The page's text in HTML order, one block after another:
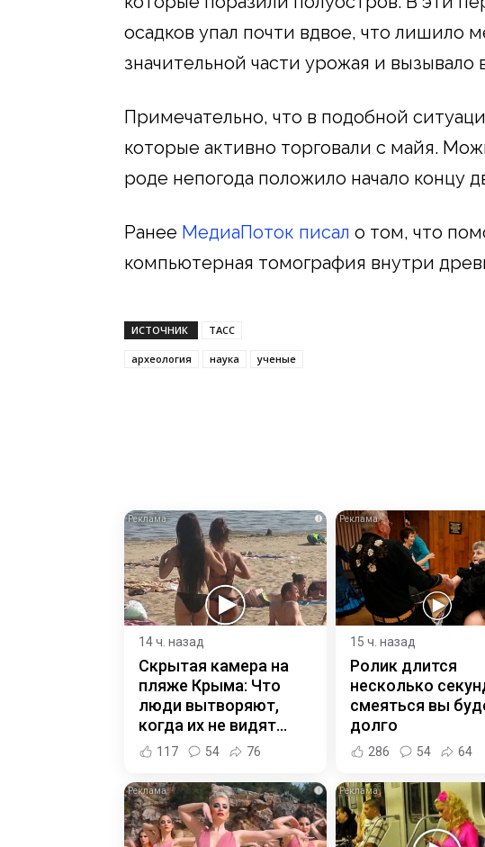
осадков упал почти вдвое, что лишило
значительной части урожая и вызывало
Примечательно, что в подобной
которые активно торговали с майя.
роде непогода положило начало концу
Ранее МедиаПоток писал о том, что
компьютерная томография внутри
ИСТОЧНИК ТАСС
археология наука ученые
i
14 ч. назад
Скрытая камера на
пляже Крыма: Что
люди вытворяют,
когда их не видят...
117 54 76
15 ч. назад
Ролик длится
несколько
смеяться вы
долго
286 54 64
i